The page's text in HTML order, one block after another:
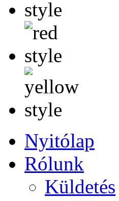
Nyitólap
Rólunk
Küldetés